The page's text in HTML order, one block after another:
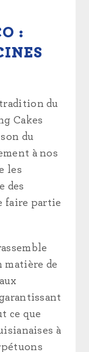
:
du
Cakes
du
à nos
les
des
faire partie
matière de
ce que
à